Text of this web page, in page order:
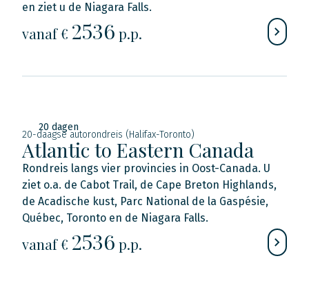
en ziet u de Niagara Falls.
vanaf € 2536 p.p.
20 dagen
20-daagse autorondreis (Halifax-Toronto)
Atlantic to Eastern Canada
Rondreis langs vier provincies in Oost-Canada. U
ziet o.a. de Cabot Trail, de Cape Breton Highlands,
de Acadische kust, Parc National de la Gaspésie,
Québec, Toronto en de Niagara Falls.
vanaf € 2536 p.p.